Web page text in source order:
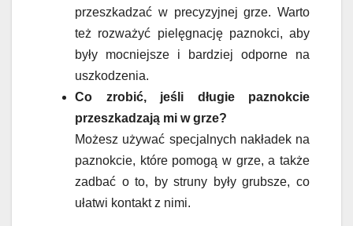
przeszkadzać w precyzyjnej grze. Warto
też rozważyć pielęgnację paznokci, aby
były mocniejsze i bardziej odporne na
uszkodzenia.
Co zrobić, jeśli długie paznokcie
przeszkadzają mi w grze?
Możesz używać specjalnych nakładek na
paznokcie, które pomogą w grze, a także
zadbać o to, by struny były grubsze, co
ułatwi kontakt z nimi.